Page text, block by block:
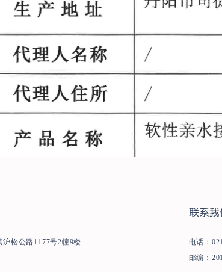
松公路1177号2幢9楼
联系我
电话：
邮编：